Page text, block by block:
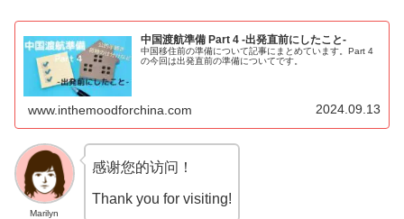
中国渡航準備 Part 4 -出発直前にしたこと-
中国移住前の準備について記事にまとめています。Part 4
の今回は出発直前の準備についてです。
www.inthemoodforchina.com 2024.09.13
Marilyn
感谢您的访问！
Thank you for visiting!